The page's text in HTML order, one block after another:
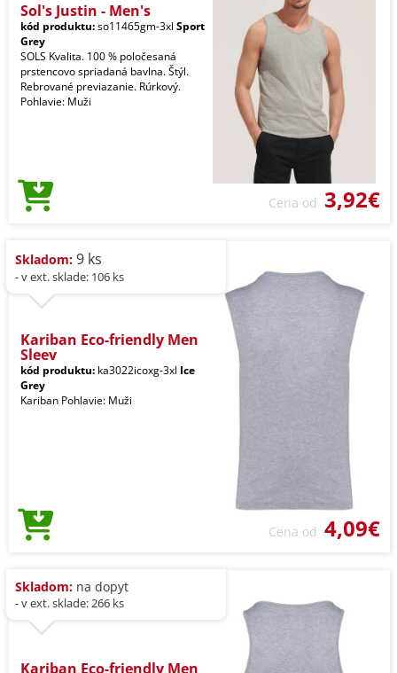
Sol's Justin - Men's
kód produktu:so11465gm-3xl Sport
Grey
SOLS Kvalita. 100 % poločesaná
prstencovo spriadaná bavlna. Štýl.
Rebrované previazanie. Rúrkový.
Pohlavie: Muži
Cena od 3,92€
Skladom: 9 ks
- v ext. sklade: 106 ks
Kariban Eco-friendly Men
Sleev
kód produktu: ka3022icoxg-3xl Ice
Grey
Kariban Pohlavie: Muži
Cena od 4,09€
Skladom: na dopyt
- v ext. sklade: 266 ks
Kariban Eco-friendly Men